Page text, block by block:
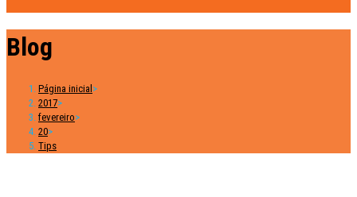
Blog
Página inicial >
2017>
fevereiro>
20>
Tips